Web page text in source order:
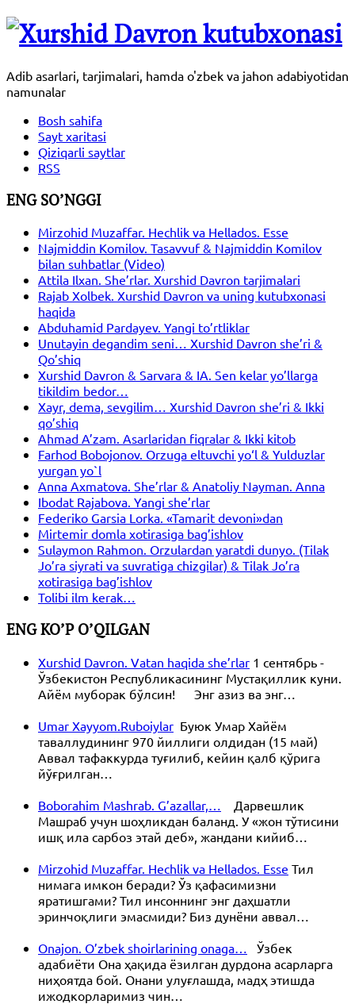
Adib asarlari, tarjimalari, hamda o'zbek va jahon adabiyotidan
namunalar
Bosh sahifa
Sayt xaritasi
Qiziqarli saytlar
RSS
ENG SO’NGGI
Mirzohid Muzaffar. Hechlik va Hellados. Esse
Najmiddin Komilov. Tasavvuf & Najmiddin Komilov
bilan suhbatlar (Video)
Attila Ilxan. She’rlar. Xurshid Davron tarjimalari
Rajab Xolbek. Xurshid Davron va uning kutubxonasi
haqida
Abduhamid Pardayev. Yangi to’rtliklar
Unutayin degandim seni… Xurshid Davron she’ri &
Qo’shiq
Xurshid Davron & Sarvara & IA. Sen kelar yo’llarga
tikildim bedor…
Xayr, dema, sevgilim… Xurshid Davron she’ri & Ikki
qo’shiq
Ahmad A’zam. Asarlaridan fiqralar & Ikki kitob
Farhod Bobojonov. Orzuga eltuvchi yo‘l & Yulduzlar
yurgan yo`l
Anna Axmatova. She’rlar & Anatoliy Nayman. Anna
Ibodat Rajabova. Yangi she’rlar
Federiko Garsia Lorka. «Tamarit devoni»dan
Mirtemir domla xotirasiga bag’ishlov
Sulaymon Rahmon. Orzulardan yaratdi dunyo. (Tilak
Jo’ra siyrati va suvratiga chizgilar) & Tilak Jo’ra
xotirasiga bag’ishlov
Tolibi ilm kerak…
ENG KO’P O’QILGAN
Xurshid Davron. Vatan haqida she’rlar 1 сентябрь -
Ўзбекистон Республикасининг Мустақиллик куни.
Айём муборак бўлсин! Энг азиз ва энг…
Umar Xayyom.Ruboiylar Буюк Умар Хайём
таваллудининг 970 йиллиги олдидан (15 май)
Аввал тафаккурда туғилиб, кейин қалб қўрига
йўғрилган…
Boborahim Mashrab. G’azallar,…
Дарвешлик
Машраб учун шоҳликдан баланд. У «жон тўтисини
ишқ ила сарбоз этай деб», жандани кийиб…
Mirzohid Muzaffar. Hechlik va Hellados. Esse Тил
нимага имкон беради? Ўз қафасимизни
яратишгами? Тил инсоннинг энг даҳшатли
эринчоқлиги эмасмиди? Биз дунёни аввал…
Onajon. O’zbek shoirlarining onaga…
Ўзбек
адабиёти Она ҳақида ёзилган дурдона асарларга
ниҳоятда бой. Онани улуғлашда, мадҳ этишда
ижодкорларимиз чин…